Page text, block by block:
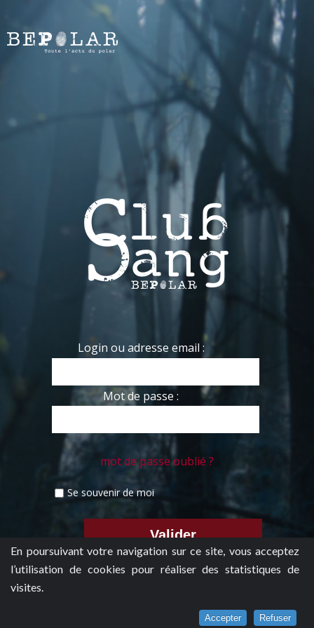
En poursuivant votre navigation sur ce site, vous acceptez
l’utilisation de cookies pour réaliser des statistiques de
visites.
Accepter Refuser
Login ou adresse email :
Mot de passe :
mot de passe oublié ?
Se souvenir de moi